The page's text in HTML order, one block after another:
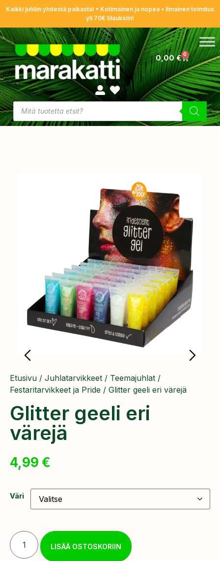
Kaikki juhliin yhdestä paikasta! • Kotimainen ja nopea • Ilmainen toimitus
yli 70€ tilauksiin!
0,00€ 0
Etusivu / Juhlatarvikkeet / Teemajuhlat /
Festaritarvikkeet ja Pride / Glitter geeli eri värejä
Glitter geeli eri
värejä
4,99 €
Väri
LISÄÄ OSTOSKORIIN